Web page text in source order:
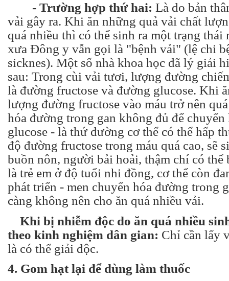
- Trường hợp thứ hai: Là do bản
vải gây ra. Khi ăn những quả vải chất
quá nhiều thì có thể sinh ra một trạng thái
xưa Đông y vẫn gọi là "bệnh vải" (lệ chi
sicknes). Một số nhà khoa học đã lý giải
sau: Trong cùi vải tươi, lượng đường
là đường fructose và đường glucose. Khi
lượng đường fructose vào máu trở nên
hóa đường trong gan không đủ để
glucose - là thứ đường cơ thể có thể hấp
độ đường fructose trong máu quá cao, sẽ
buồn nôn, người bải hoải, thậm chí có thể
là trẻ em ở độ tuổi nhi đồng, cơ thể còn
phát triển - men chuyển hóa đường trong
càng không nên cho ăn quá nhiều vải.
Khi bị nhiễm độc do ăn quá nhiều
theo kinh nghiệm dân gian: Chỉ cần lấy
là có thể giải độc.
4. Gom hạt lại để dùng làm thuốc